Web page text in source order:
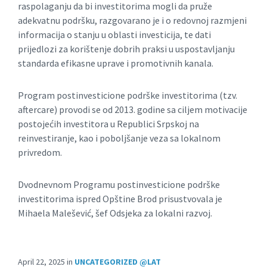
raspolaganju da bi investitorima mogli da pruže
adekvatnu podršku, razgovarano je i o redovnoj razmjeni
informacija o stanju u oblasti investicija, te dati
prijedlozi za korištenje dobrih praksi u uspostavljanju
standarda efikasne uprave i promotivnih kanala.
Program postinvesticione podrške investitorima (tzv.
aftercare) provodi se od 2013. godine sa ciljem motivacije
postojećih investitora u Republici Srpskoj na
reinvestiranje, kao i poboljšanje veza sa lokalnom
privredom.
Dvodnevnom Programu postinvesticione podrške
investitorima ispred Opštine Brod prisustvovala je
Mihaela Malešević, šef Odsjeka za lokalni razvoj.
April 22, 2025 in UNCATEGORIZED @LAT